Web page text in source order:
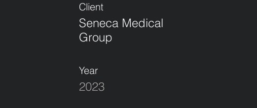
Client
Seneca Medical
Group
Year
2023